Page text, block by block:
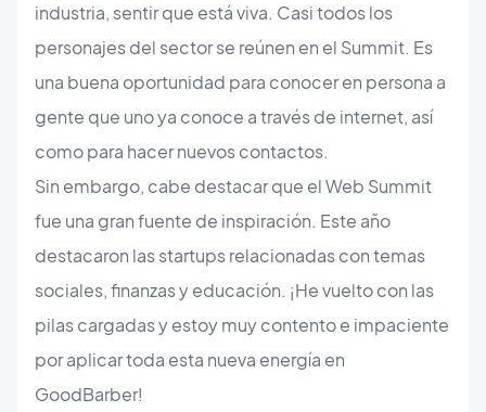
industria, sentir que está viva. Casi todos los
personajes del sector se reúnen en el Summit. Es
una buena oportunidad para conocer en persona a
gente que uno ya conoce a través de internet, así
como para hacer nuevos contactos.
Sin embargo, cabe destacar que el Web Summit
fue una gran fuente de inspiración. Este año
destacaron las startups relacionadas con temas
sociales, finanzas y educación. ¡He vuelto con las
pilas cargadas y estoy muy contento e impaciente
por aplicar toda esta nueva energía en
GoodBarber!